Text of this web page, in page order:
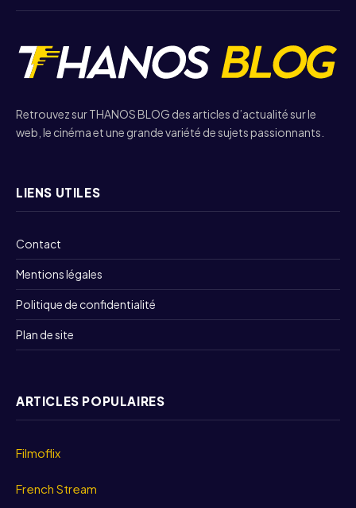
Retrouvez sur THANOS BLOG des articles d’actualité sur le
web, le cinéma et une grande variété de sujets passionnants.
LIENS UTILES
Contact
Mentions légales
Politique de confidentialité
Plan de site
ARTICLES POPULAIRES
Filmoflix
French Stream